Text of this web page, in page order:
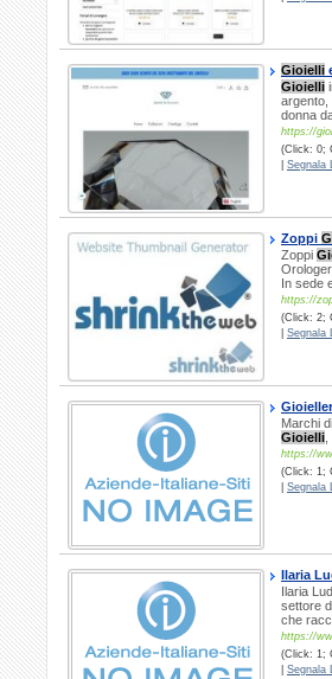
Gioielli
Gioielli
argento,
donna
https://
(Click: 0;
Segnala
Zoppi
Zoppi
In sede
https://
(Click: 2;
Segnala
Marchi
Gioielli
https://
(Click: 1;
Segnala
Ilaria
Ilaria
settore
che
https://
(Click: 1;
Segnala